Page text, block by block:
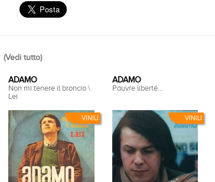
(Vedi tutto)
VINILI
ADAMO
Non mi tenere il broncio \
Lei
VINILI
ADAMO
Pauvre liberté...